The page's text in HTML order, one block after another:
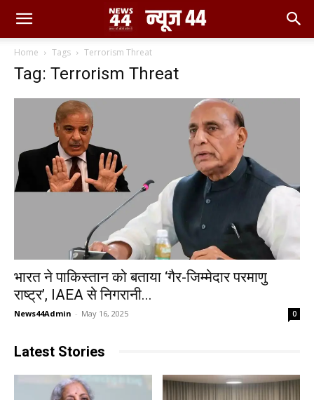
Home Tags Terrorism Threat
Tag: Terrorism Threat
भारत ने पाकिस्तान को बताया ‘गैर-जिम्मेदार परमाणु
राष्ट्र’, IAEA से निगरानी...
News44Admin - May 16, 2025 0
Latest Stories